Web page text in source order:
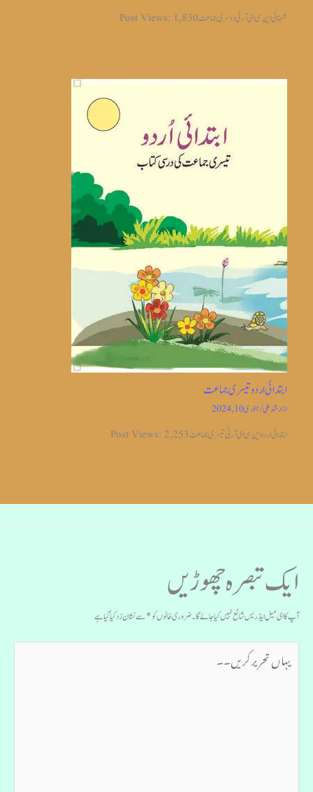
شہنائی این سی ای آر ٹی دوسری جماعت Post Views: 1,830
ابتدائی اردو تیسری جماعت
ازارشد علی/جنوری 10, 2024
ابتدائی اردو این سی ای آر ٹی تیسری جماعت Post Views: 2,253
ایک تبصرہ چھوڑیں
آپ کا ای میل ایڈریس شائع نہیں کیا جائے گا۔ضروری خانوں کو*سے نشان زد کیا گیا ہے
تحریر